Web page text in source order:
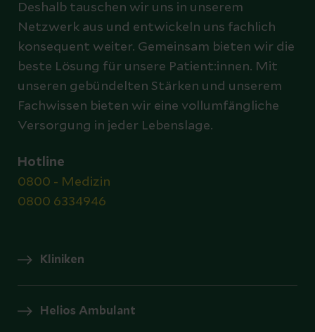
Deshalb tauschen wir uns in unserem
Netzwerk aus und entwickeln uns fachlich
konsequent weiter. Gemeinsam bieten wir die
beste Lösung für unsere Patient:innen. Mit
unseren gebündelten Stärken und unserem
Fachwissen bieten wir eine vollumfängliche
Versorgung in jeder Lebenslage.
Hotline
0800 - Medizin
0800 6334946
Kliniken
Helios Ambulant